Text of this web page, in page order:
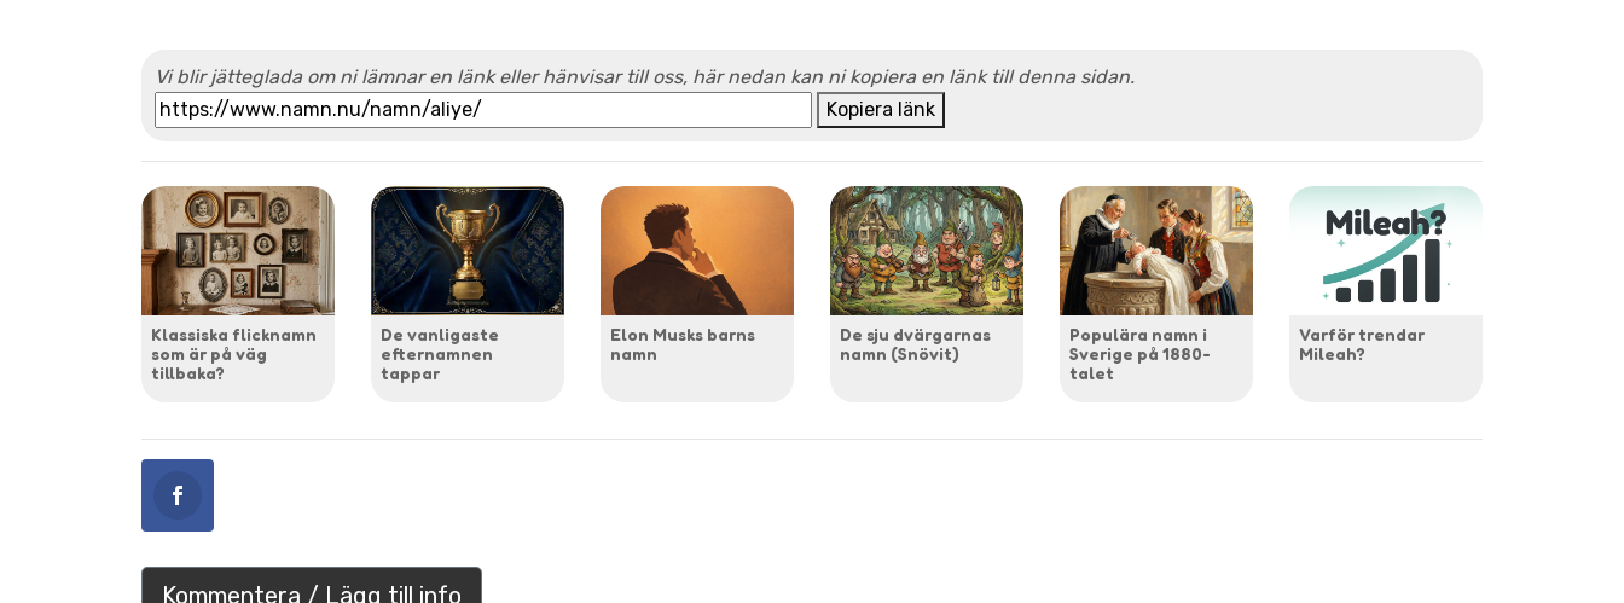
Vi blir jätteglada om ni lämnar en länk eller hänvisar till oss, här nedan kan ni kopiera en länk till denna sidan.
Kopiera länk
Klassiska flicknamn
som är på väg
tillbaka?
De vanligaste
efternamnen
tappar
Elon Musks barns
namn
De sju dvärgarnas
namn (Snövit)
Populära namn i
Sverige på 1880-
talet
Varför trendar
Mileah?
Kommentera / Lägg till info